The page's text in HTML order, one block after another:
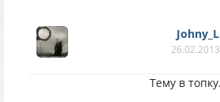
Тему в топку.